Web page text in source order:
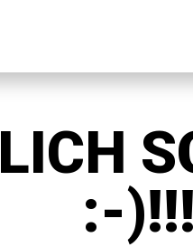
:-)!!!